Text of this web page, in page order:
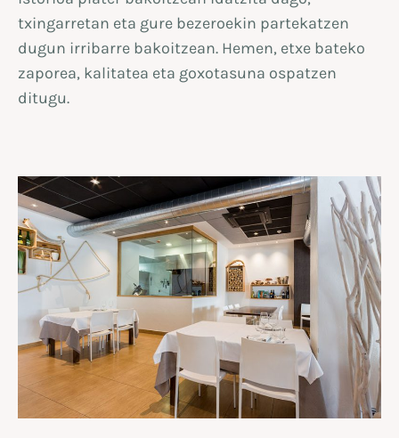
txingarretan eta gure bezeroekin partekatzen
dugun irribarre bakoitzean. Hemen, etxe bateko
zaporea, kalitatea eta goxotasuna ospatzen
ditugu.